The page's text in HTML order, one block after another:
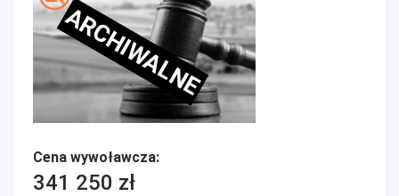
ARCHIWALNE
Cena wywoławcza:
341 250 zł